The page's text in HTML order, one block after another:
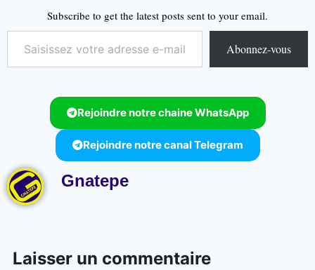
Subscribe to get the latest posts sent to your email.
Abonnez-vous
Rejoindre notre chaine WhatsApp
Rejoindre notre canal Telegram
Gnatepe
Laisser un commentaire